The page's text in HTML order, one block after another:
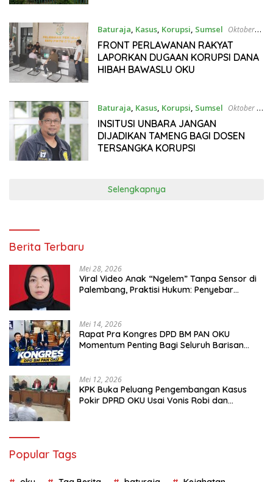
Baturaja, Kasus, Korupsi, Sumsel Oktober
10, 2025
FRONT PERLAWANAN RAKYAT
LAPORKAN DUGAAN KORUPSI DANA
HIBAH BAWASLU OKU
Baturaja, Kasus, Korupsi, Sumsel Oktober 8,
2025
INSITUSI UNBARA JANGAN
DIJADIKAN TAMENG BAGI DOSEN
TERSANGKA KORUPSI
Selengkapnya
Berita Terbaru
Mei 28, 2026
Viral Video Anak “Ngelem” Tanpa Sensor di
Palembang, Praktisi Hukum: Penyebar
Mei 14, 2026
Rapat Pra Kongres DPD BM PAN OKU
Momentum Penting Bagi Seluruh Barisan
Mei 12, 2026
KPK Buka Peluang Pengembangan Kasus
Pokir DPRD OKU Usai Vonis Robi dan
Popular Tags